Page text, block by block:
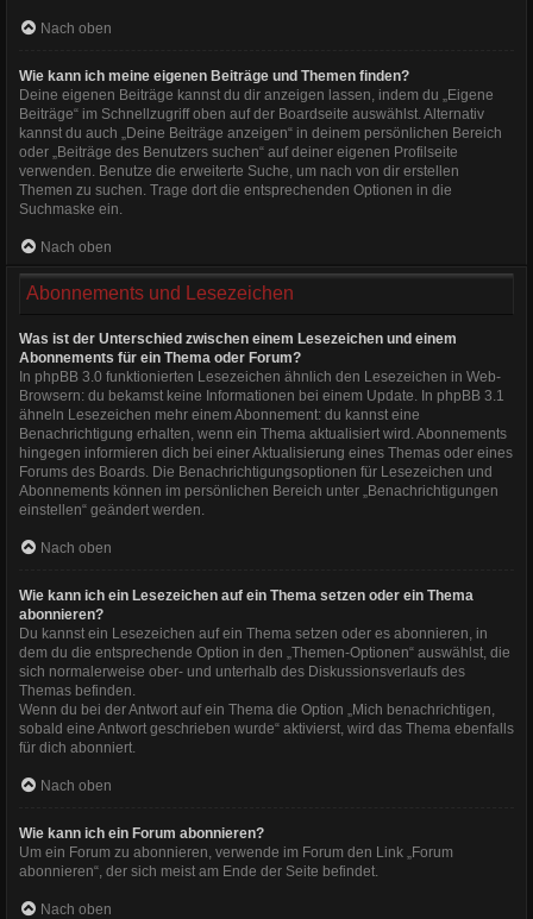
Nach oben
Wie kann ich meine eigenen Beiträge und Themen finden?
Deine eigenen Beiträge kannst du dir anzeigen lassen, indem du „Eigene
Beiträge“ im Schnellzugriff oben auf der Boardseite auswählst. Alternativ
kannst du auch „Deine Beiträge anzeigen“ in deinem persönlichen Bereich
oder „Beiträge des Benutzers suchen“ auf deiner eigenen Profilseite
verwenden. Benutze die erweiterte Suche, um nach von dir erstellen
Themen zu suchen. Trage dort die entsprechenden Optionen in die
Suchmaske ein.
Nach oben
Abonnements und Lesezeichen
Was ist der Unterschied zwischen einem Lesezeichen und einem
Abonnements für ein Thema oder Forum?
In phpBB 3.0 funktionierten Lesezeichen ähnlich den Lesezeichen in Web-
Browsern: du bekamst keine Informationen bei einem Update. In phpBB 3.1
ähneln Lesezeichen mehr einem Abonnement: du kannst eine
Benachrichtigung erhalten, wenn ein Thema aktualisiert wird. Abonnements
hingegen informieren dich bei einer Aktualisierung eines Themas oder eines
Forums des Boards. Die Benachrichtigungsoptionen für Lesezeichen und
Abonnements können im persönlichen Bereich unter „Benachrichtigungen
einstellen“ geändert werden.
Nach oben
Wie kann ich ein Lesezeichen auf ein Thema setzen oder ein Thema
abonnieren?
Du kannst ein Lesezeichen auf ein Thema setzen oder es abonnieren, in
dem du die entsprechende Option in den „Themen-Optionen“ auswählst, die
sich normalerweise ober- und unterhalb des Diskussionsverlaufs des
Themas befinden.
Wenn du bei der Antwort auf ein Thema die Option „Mich benachrichtigen,
sobald eine Antwort geschrieben wurde“ aktivierst, wird das Thema ebenfalls
für dich abonniert.
Nach oben
Wie kann ich ein Forum abonnieren?
Um ein Forum zu abonnieren, verwende im Forum den Link „Forum
abonnieren“, der sich meist am Ende der Seite befindet.
Nach oben